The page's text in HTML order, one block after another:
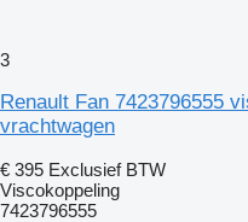
3
Renault Fan 7423796555
vrachtwagen
€ 395 Exclusief BTW
Viscokoppeling
7423796555